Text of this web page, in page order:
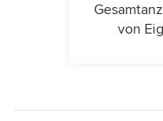
von